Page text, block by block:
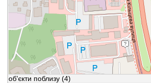
об'єкти поблизу (4)